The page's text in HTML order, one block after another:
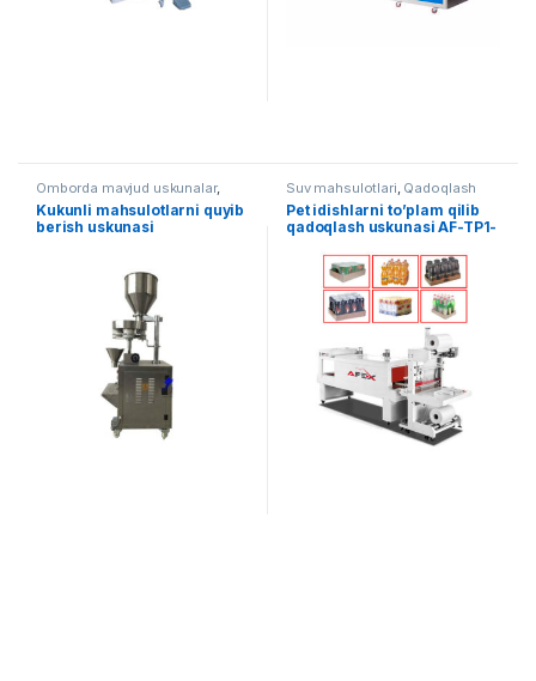
Omborda mavjud uskunalar,
Qadoqlash Dozator
Kukunli mahsulotlarni quyib
berish uskunasi
Suv mahsulotlari, Qadoqlash
Pet idishlarni to’plam qilib
qadoqlash uskunasi AF-TP1-